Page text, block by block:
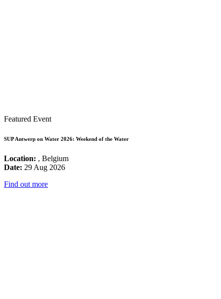
Featured Event
SUP Antwerp on Water 2026: Weekend of the Water
Location: , Belgium
Date: 29 Aug 2026
Find out more